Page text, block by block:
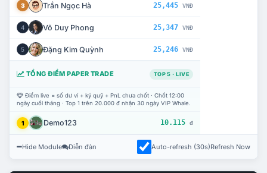
3 Trần Ngọc Hà 25,445 VNĐ
4 Võ Duy Phong 25,347 VNĐ
5 Đặng Kim Quỳnh 25,246 VNĐ
TỔNG ĐIỂM PAPER TRADE TOP 5 · LIVE
Điểm live = số dư ví + ký quỹ + PnL chưa chốt · Chốt 12:00
ngày cuối tháng · Top 1 trên 20.000 đ nhận 30 ngày VIP Whale.
1 Demo123 10.115 đ
Hide Module Diễn đàn Auto-refresh (30s)Refresh Now